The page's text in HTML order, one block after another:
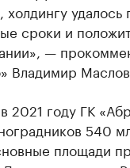
удалось
сроки и
—
Владимир
2021 году ГК
540
площади